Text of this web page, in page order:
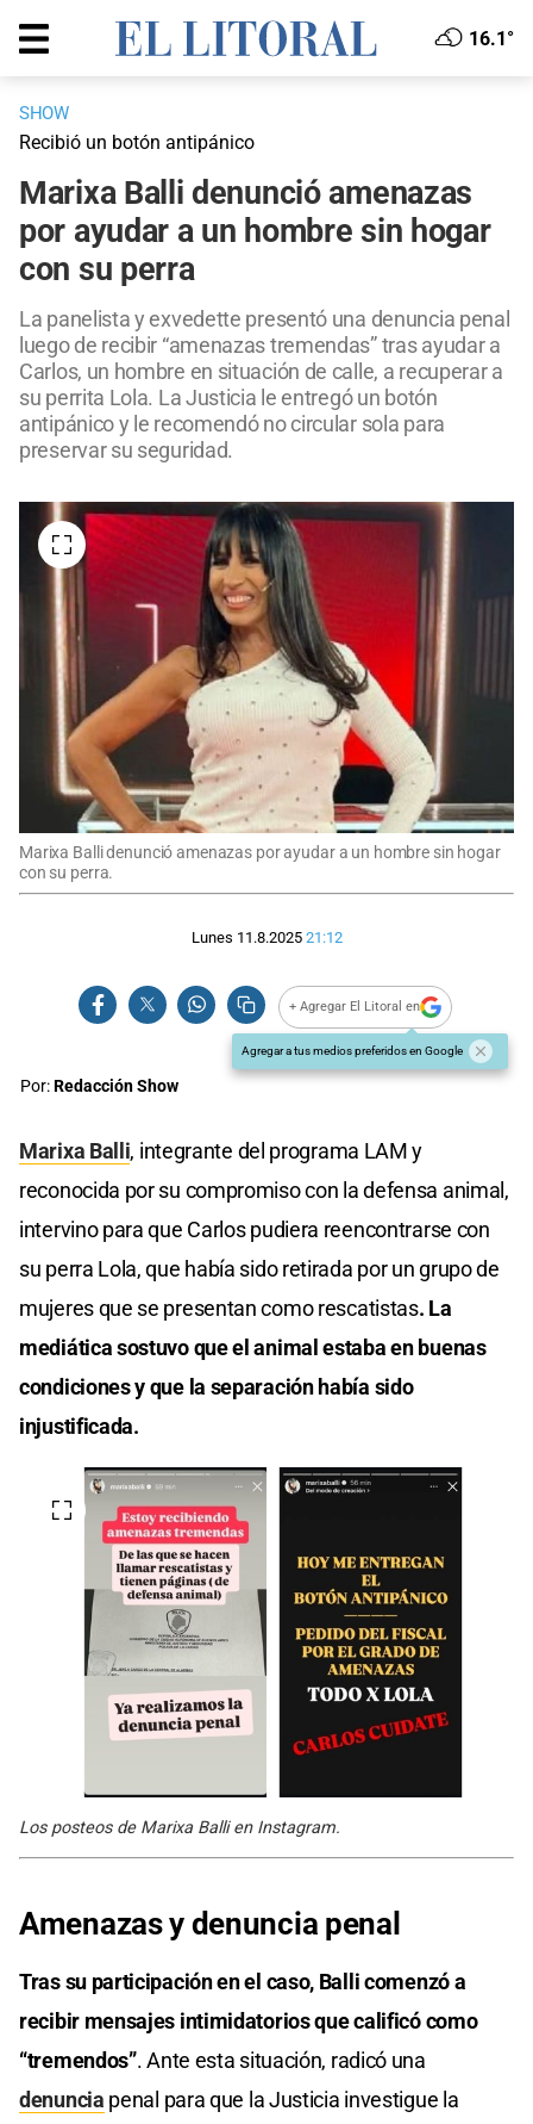
16.1°
SHOW
Recibió un botón antipánico
Marixa Balli denunció amenazas
por ayudar a un hombre sin hogar
con su perra
La panelista y exvedette presentó una denuncia penal
luego de recibir “amenazas tremendas” tras ayudar a
Carlos, un hombre en situación de calle, a recuperar a
su perrita Lola. La Justicia le entregó un botón
antipánico y le recomendó no circular sola para
preservar su seguridad.
Marixa Balli denunció amenazas por ayudar a un hombre sin hogar
con su perra.
Lunes 11.8.2025 21:12
+ Agregar El Litoral en
Agregar a tus medios preferidos en Google
Por:Redacción Show
Marixa Balli, integrante del programa LAM y
reconocida por su compromiso con la defensa animal,
intervino para que Carlos pudiera reencontrarse con
su perra Lola, que había sido retirada por un grupo de
mujeres que se presentan como rescatistas. La
mediática sostuvo que el animal estaba en buenas
condiciones y que la separación había sido
injustificada.
Los posteos de Marixa Balli en Instagram.
Amenazas y denuncia penal
Tras su participación en el caso, Balli comenzó a
recibir mensajes intimidatorios que calificó como
“tremendos”. Ante esta situación, radicó una
denuncia penal para que la Justicia investigue la